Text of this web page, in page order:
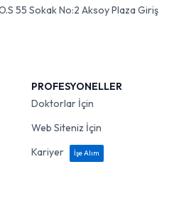
55 Sokak No:2 Aksoy Plaza Giriş
PROFESYONELLER
Doktorlar İçin
Web Siteniz İçin
Kariyer
İşe Alım